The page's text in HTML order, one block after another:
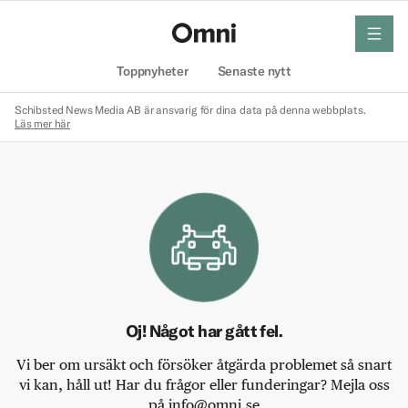
Toppnyheter Senaste nytt
meny
Schibsted News Media AB är ansvarig för dina data på denna webbplats.
Läs mer här
Oj! Något har gått fel.
Vi ber om ursäkt och försöker åtgärda problemet så snart
vi kan, håll ut! Har du frågor eller funderingar? Mejla oss